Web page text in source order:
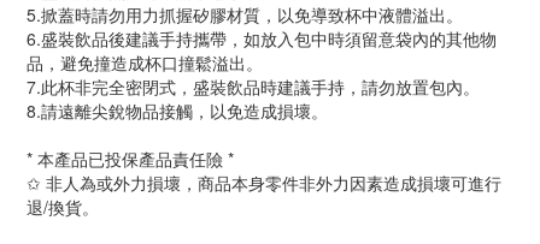
5.掀蓋時請勿用力抓握矽膠材質，以免導致杯中液體溢出。
6.盛裝飲品後建議手持攜帶，如放入包中時須留意袋內的其他物
品，避免撞造成杯口撞鬆溢出。
7.此杯非完全密閉式，盛裝飲品時建議手持，請勿放置包內。
8.請遠離尖銳物品接觸，以免造成損壞。
* 本產品已投保產品責任險 *
✩ 非人為或外力損壞，商品本身零件非外力因素造成損壞可進行
退/換貨。